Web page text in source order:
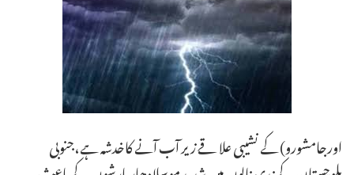
اورجامشورو) کے نشیبی علا قے زیر آب آنے کاخدشہ ہے،جنوبی